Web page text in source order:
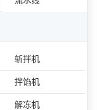
斩拌机
拌馅机
解冻机